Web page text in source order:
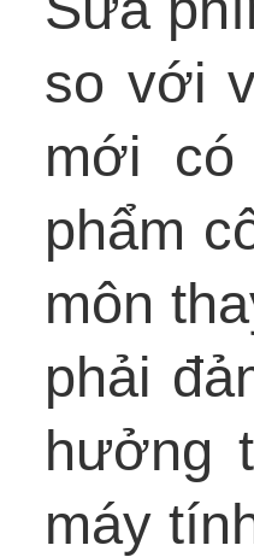
so với
mới
phẩm
môn
phải
hưởng
máy